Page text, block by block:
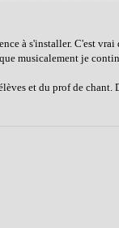
à s'installer. C'est vrai
musicalement je
et du prof de chant.